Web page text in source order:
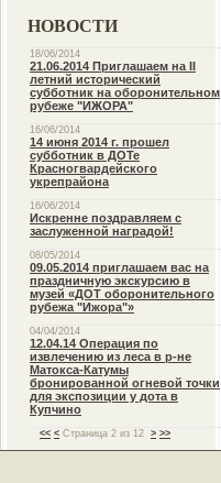
НОВОСТИ
18/06/2014
21.06.2014 Приглашаем на II
летний исторический
субботник на оборонительном
рубеже "ИЖОРА"
16/06/2014
14 июня 2014 г. прошел
субботник в ДОТе
Красногвардейского
укрепрайона
16/06/2014
Искренне поздравляем с
заслуженной наградой!
08/05/2014
09.05.2014 приглашаем вас на
праздничную экскурсию в
музей «ДОТ оборонительного
рубежа "Ижора"»
04/04/2014
12.04.14 Операция по
извлечению из леса в р-не
Матокса-Катумы
бронированной огневой точки
для экспозиции у дота в
Купчино
<< < Страница 2 из 12 > >>